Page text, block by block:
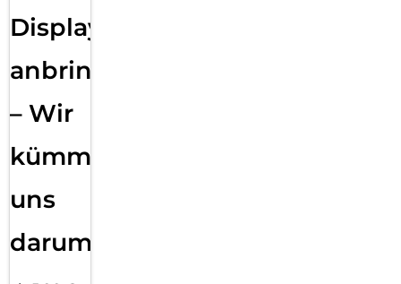
Displayfolie
anbringen
– Wir
kümmern
uns
darum!